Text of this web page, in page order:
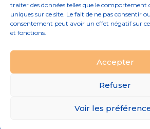
traiter des données telles que le comportement
uniques sur ce site. Le fait de ne pas consentir
consentement peut avoir un effet négatif sur
et fonctions.
Accepter
Refuser
Voir les
Principale
02 96 52 68 68
MENTIONS LÉGALES
PLAN DU SITE